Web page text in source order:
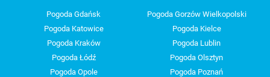
Pogoda Gdańsk
Pogoda Gorzów Wielkopolski
Pogoda Katowice
Pogoda Kielce
Pogoda Kraków
Pogoda Lublin
Pogoda Łódź
Pogoda Olsztyn
Pogoda Opole
Pogoda Poznań